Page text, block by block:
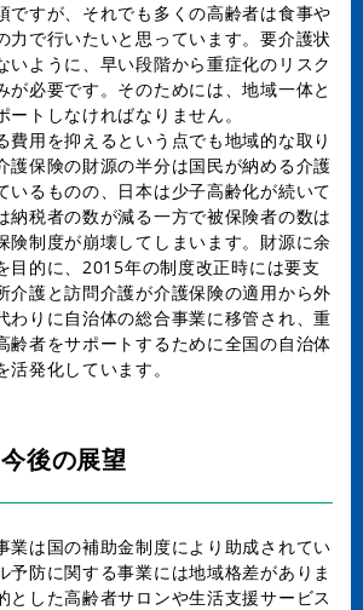
ですが、それでも多くの高齢者は食事や
力で行いたいと思っています。要介護状
いように、早い段階から重症化のリスク
が必要です。そのためには、地域一体と
ートしなければなりません。
費用を抑えるという点でも地域的な取り
護保険の財源の半分は国民が納める介護
いるものの、日本は少子高齢化が続いて
納税者の数が減る一方で被保険者の数は
険制度が崩壊してしまいます。財源に余
目的に、2015年の制度改正時には要支
介護と訪問介護が介護保険の適用から外
わりに自治体の総合事業に移管され、重
齢者をサポートするために全国の自治体
発化しています。
後の展望
業は国の補助金制度により助成されてい
予防に関する事業には地域格差がありま
とした高齢者サロンや生活支援サービス